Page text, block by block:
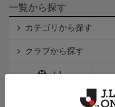
一覧から探す
カテゴリから探す
クラブから探す
Ｊ1
インフォメーション